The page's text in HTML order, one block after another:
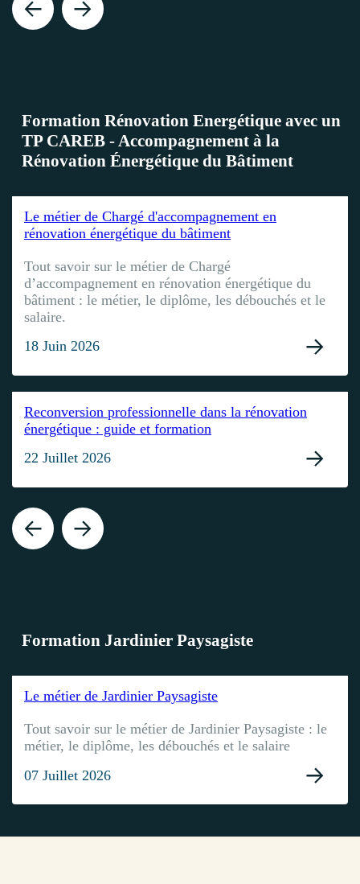
Formation Rénovation Energétique avec un
TP CAREB - Accompagnement à la
Rénovation Énergétique du Bâtiment
Le métier de Chargé d'accompagnement en
rénovation énergétique du bâtiment
Tout savoir sur le métier de Chargé
d’accompagnement en rénovation énergétique du
bâtiment : le métier, le diplôme, les débouchés et le
salaire.
18 Juin 2026
Reconversion professionnelle dans la rénovation
énergétique : guide et formation
22 Juillet 2026
Formation Jardinier Paysagiste
Le métier de Jardinier Paysagiste
Tout savoir sur le métier de Jardinier Paysagiste : le
métier, le diplôme, les débouchés et le salaire
07 Juillet 2026